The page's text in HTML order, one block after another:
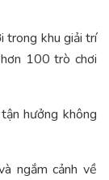
trong khu giải trí
100 trò chơi
hưởng không
ngắm cảnh về